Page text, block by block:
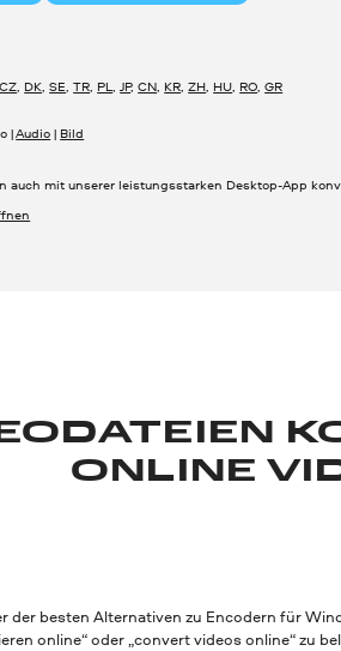
CZ, DK,SE,TR, PL,JP,CN, KR,ZH, HU, RO,GR
|Audio | Bild
auch mit unserer leistungsstarken Desktop-App
ONLINE
der besten Alternativen zu Encodern für
online“ oder „convert videos online“ zu